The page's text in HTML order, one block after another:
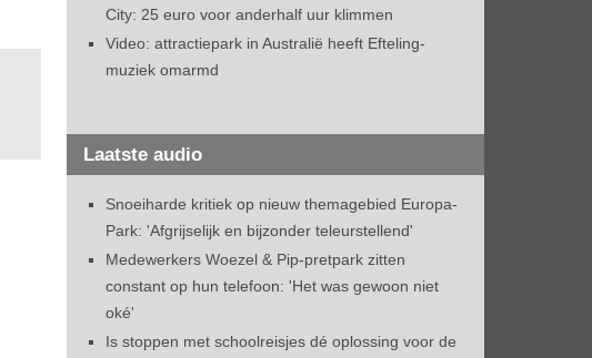
City: 25 euro voor anderhalf uur klimmen
Video: attractiepark in Australië heeft Efteling-
muziek omarmd
Laatste audio
Snoeiharde kritiek op nieuw themagebied Europa-
Park: 'Afgrijselijk en bijzonder teleurstellend'
Medewerkers Woezel & Pip-pretpark zitten
constant op hun telefoon: 'Het was gewoon niet
oké'
Is stoppen met schoolreisjes dé oplossing voor de